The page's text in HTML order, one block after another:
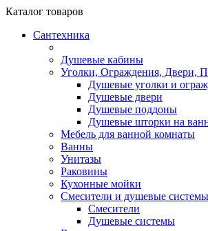
Каталог товаров
Сантехника
Душевые кабины
Уголки, Ограждения, Двери,
Душевые уголки и
Душевые двери
Душевые поддоны
Душевые шторки на
Мебель для ванной комнаты
Ванны
Унитазы
Раковины
Кухонные мойки
Смесители и душевые системы
Смесители
Душевые системы